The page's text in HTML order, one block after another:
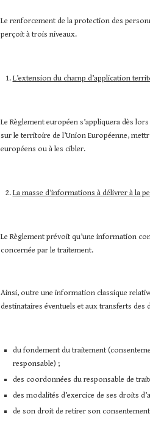
Le renforcement de la protection des
perçoit à trois niveaux.
L’extension du champ d’application
Le Règlement européen s’appliquera dès
sur le territoire de l’Union Européenne,
européens ou à les cibler.
La masse d’informations à délivrer à la
Le Règlement prévoit qu’une information
concernée par le traitement.
Ainsi, outre une information classique
destinataires éventuels et aux transferts
du fondement du traitement
responsable) ;
des coordonnées du responsable de
des modalités d’exercice de ses droits
de son droit de retirer son